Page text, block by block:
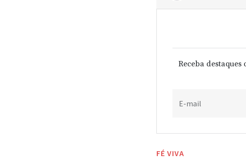
Receba
E-mail
FÉ VIVA